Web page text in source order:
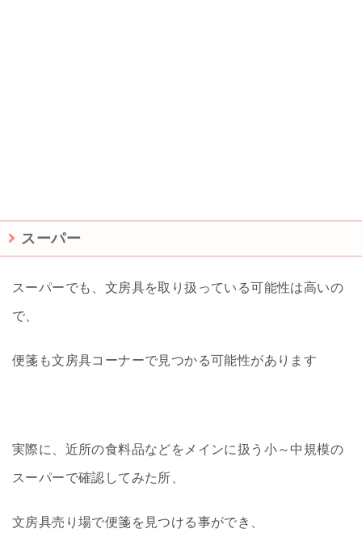
スーパー
スーパーでも、文房具を取り扱っている可能性は高いの
で、
便箋も文房具コーナーで見つかる可能性があります
実際に、近所の食料品などをメインに扱う小～中規模の
スーパーで確認してみた所、
文房具売り場で便箋を見つける事ができ、